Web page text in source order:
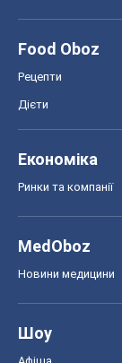
Food Oboz
Рецепти
Дієти
Економіка
Ринки та компанії
MedOboz
Новини медицини
Шоу